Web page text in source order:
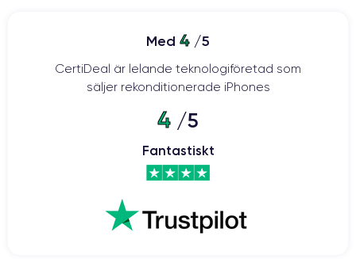
Med 4 /5
CertiDeal är lelande teknologiföretad som
säljer rekonditionerade iPhones
4 /5
Fantastiskt